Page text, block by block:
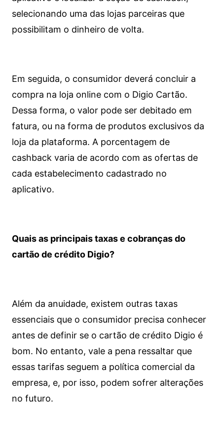
selecionando uma das lojas parceiras que
possibilitam o dinheiro de volta.
Em seguida, o consumidor deverá concluir a
compra na loja online com o Digio Cartão.
Dessa forma, o valor pode ser debitado em
fatura, ou na forma de produtos exclusivos da
loja da plataforma. A porcentagem de
cashback varia de acordo com as ofertas de
cada estabelecimento cadastrado no
aplicativo.
Quais as principais taxas e cobranças do
cartão de crédito Digio?
Além da anuidade, existem outras taxas
essenciais que o consumidor precisa conhecer
antes de definir se o cartão de crédito Digio é
bom. No entanto, vale a pena ressaltar que
essas tarifas seguem a política comercial da
empresa, e, por isso, podem sofrer alterações
no futuro.